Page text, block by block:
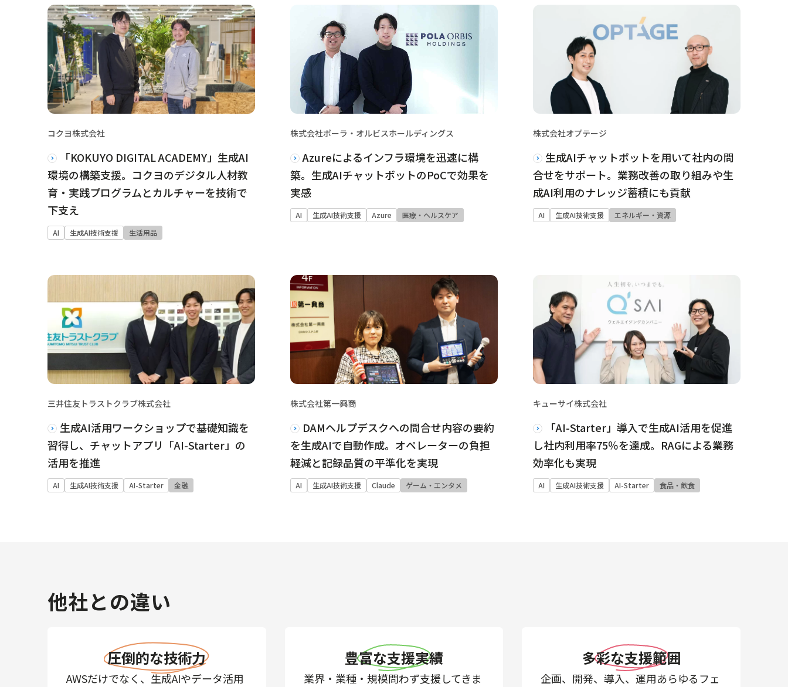
コクヨ株式会社
「KOKUYO DIGITAL ACADEMY」生成AI
環境の構築支援。コクヨのデジタル人材教
育・実践プログラムとカルチャーを技術で
下支え
AI 生成AI技術支援 生活用品
株式会社ポーラ・オルビスホールディングス
Azureによるインフラ環境を迅速に構
築。生成AIチャットボットのPoCで効果を
実感
AI 生成AI技術支援 Azure 医療・ヘルスケア
株式会社オプテージ
生成AIチャットボットを用いて社内の問
合せをサポート。業務改善の取り組みや生
成AI利用のナレッジ蓄積にも貢献
AI 生成AI技術支援 エネルギー・資源
三井住友トラストクラブ株式会社
生成AI活用ワークショップで基礎知識を
習得し、チャットアプリ「AI-Starter」の
活用を推進
AI 生成AI技術支援 AI-Starter 金融
株式会社第一興商
DAMヘルプデスクへの問合せ内容の要約
を生成AIで自動作成。オペレーターの負担
軽減と記録品質の平準化を実現
AI 生成AI技術支援 Claude ゲーム・エンタメ
キューサイ株式会社
「AI-Starter」導入で生成AI活用を促進
し社内利用率75％を達成。RAGによる業務
効率化も実現
AI 生成AI技術支援 AI-Starter 食品・飲食
他社との違い
圧倒的な技術力
AWSだけでなく、生成AIやデータ活用
豊富な支援実績
業界・業種・規模問わず支援してきま
多彩な支援範囲
企画、開発、導入、運用あらゆるフェ